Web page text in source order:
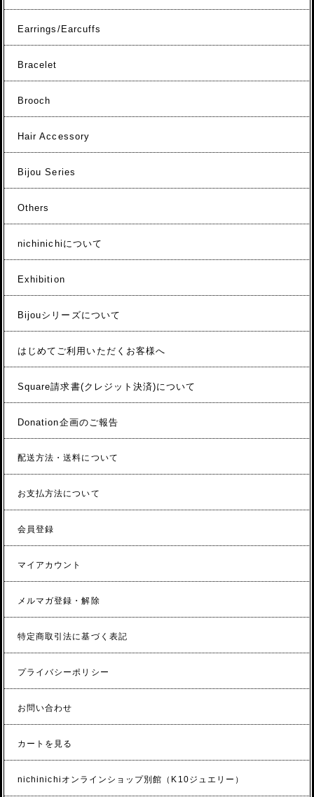
Earrings/Earcuffs
Bracelet
Brooch
Hair Accessory
Bijou Series
Others
nichinichiについて
Exhibition
Bijouシリーズについて
はじめてご利用いただくお客様へ
Square請求書(クレジット決済)について
Donation企画のご報告
配送方法・送料について
お支払方法について
会員登録
マイアカウント
メルマガ登録・解除
特定商取引法に基づく表記
プライバシーポリシー
お問い合わせ
カートを見る
nichinichiオンラインショップ別館（K10ジュエリー）